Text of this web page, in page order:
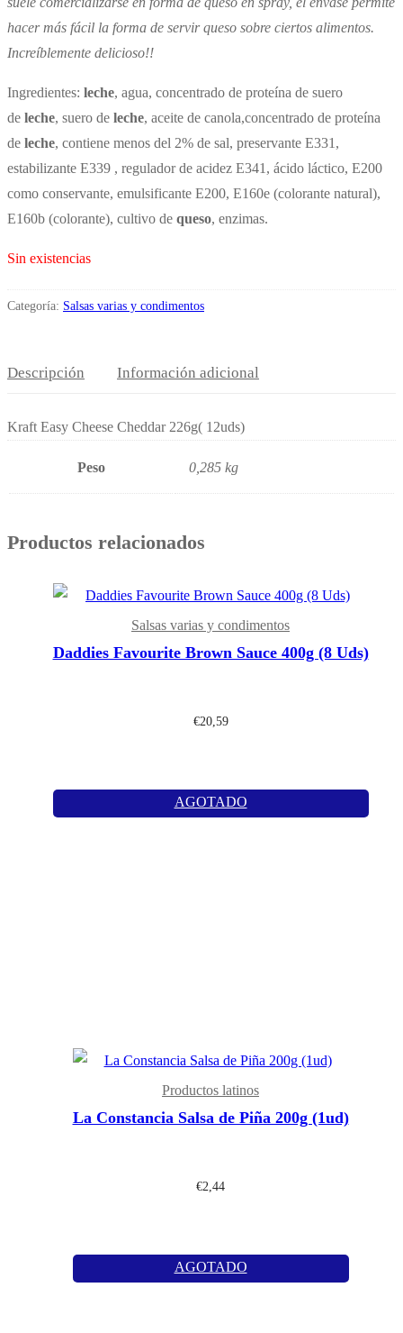
hacer más fácil la forma de servir queso sobre ciertos alimentos.
Increíblemente delicioso!!
Ingredientes: leche, agua, concentrado de proteína de suero
de leche, suero de leche, aceite de canola,concentrado de proteína
de leche, contiene menos del 2% de sal, preservante E331,
estabilizante E339 , regulador de acidez E341, ácido láctico, E200
como conservante, emulsificante E200, E160e (colorante natural),
E160b (colorante), cultivo de queso, enzimas.
Sin existencias
Categoría: Salsas varias y condimentos
Descripción Información adicional
Kraft Easy Cheese Cheddar 226g( 12uds)
Peso 0,285 kg
Productos relacionados
Salsas varias y condimentos
Daddies Favourite Brown Sauce 400g (8 Uds)
€20,59
AGOTADO
Productos latinos
La Constancia Salsa de Piña 200g (1ud)
€2,44
AGOTADO